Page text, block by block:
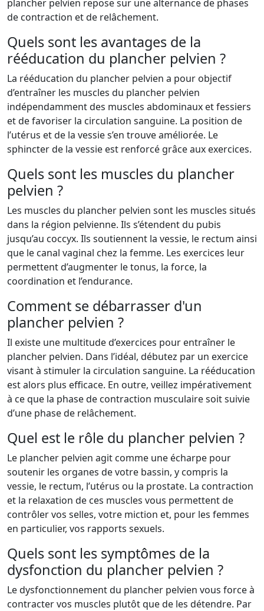
plancher pelvien repose sur une alternance de phases
de contraction et de relâchement.
Quels sont les avantages de la
rééducation du plancher pelvien ?
La rééducation du plancher pelvien a pour objectif
d’entraîner les muscles du plancher pelvien
indépendamment des muscles abdominaux et fessiers
et de favoriser la circulation sanguine. La position de
l’utérus et de la vessie s’en trouve améliorée. Le
sphincter de la vessie est renforcé grâce aux exercices.
Quels sont les muscles du plancher
pelvien ?
Les muscles du plancher pelvien sont les muscles situés
dans la région pelvienne. Ils s’étendent du pubis
jusqu’au coccyx. Ils soutiennent la vessie, le rectum ainsi
que le canal vaginal chez la femme. Les exercices leur
permettent d’augmenter le tonus, la force, la
coordination et l’endurance.
Comment se débarrasser d'un
plancher pelvien ?
Il existe une multitude d’exercices pour entraîner le
plancher pelvien. Dans l’idéal, débutez par un exercice
visant à stimuler la circulation sanguine. La rééducation
est alors plus efficace. En outre, veillez impérativement
à ce que la phase de contraction musculaire soit suivie
d’une phase de relâchement.
Quel est le rôle du plancher pelvien ?
Le plancher pelvien agit comme une écharpe pour
soutenir les organes de votre bassin, y compris la
vessie, le rectum, l’utérus ou la prostate. La contraction
et la relaxation de ces muscles vous permettent de
contrôler vos selles, votre miction et, pour les femmes
en particulier, vos rapports sexuels.
Quels sont les symptômes de la
dysfonction du plancher pelvien ?
Le dysfonctionnement du plancher pelvien vous force à
contracter vos muscles plutôt que de les détendre. Par